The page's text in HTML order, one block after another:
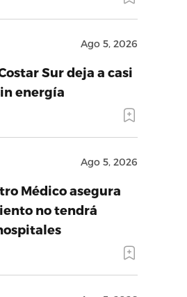
Ago 5, 2026
Sur deja a casi
energía
Ago 5, 2026
Médico asegura
no tendrá